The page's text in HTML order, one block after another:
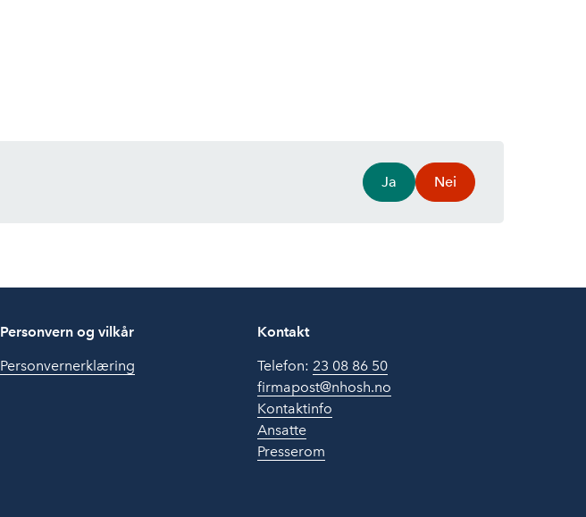
Ja Nei
Personvern og vilkår
Personvernerklæring
Kontakt
Telefon: 23 08 86 50
firmapost@nhosh.no
Kontaktinfo
Ansatte
Presserom